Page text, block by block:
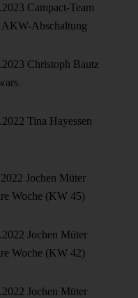
Campact-Team
AKW-Abschaltung
Christoph Bautz
Tina Hayessen
Jochen Müter
Woche (KW 45)
Jochen Müter
Woche (KW 42)
Jochen Müter